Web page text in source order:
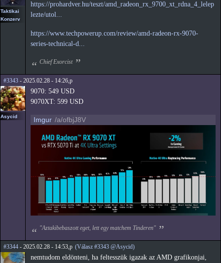
Taktikai
Konzerv
https://prohardver.hu/teszt/amd_radeon_rx_9700_xt_rdna_4_lelep
lezte/utol...
https://www.techpowerup.com/review/amd-radeon-rx-9070-
series-technical-d...
Chief Exorcist
#3343 - 2025.02.28 - 14:26,p
Asycid
9070: 549 USD
9070XT: 599 USD
Imgur /a/ofbjJ8V
"Aztakibebaszott eget, lett egy matchem Tinderen"
#3344 - 2025.02.28 - 14:53,p (Válasz #3343 @Asycid)
nemtudom eldönteni, ha feltesszük igazak az AMD grafikonjai,